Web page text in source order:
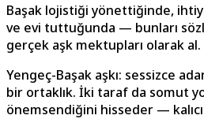
Başak lojistiği yönettiğinde,
ve evi tuttuğunda — bunları
gerçek aşk mektupları olarak al.
Yengeç-Başak aşkı: sessizce
bir ortaklık. İki taraf da somut
önemsendiğini hisseder —